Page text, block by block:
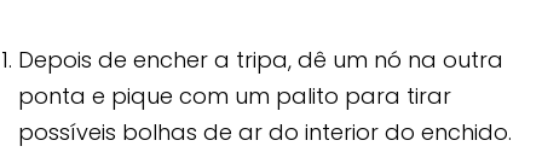
Depois de encher a tripa, dê um nó na outra
ponta e pique com um palito para tirar
possíveis bolhas de ar do interior do enchido.